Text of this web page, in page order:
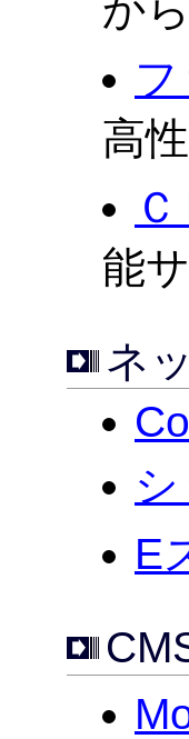
高
Ｃ
能
ネ
E